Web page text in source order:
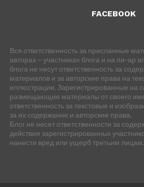
FACEBOOK
Вся ответственность за присланные
авторах – участниках блога и на пи-ар
блога не несут ответственность за
материалов и за авторские права на
иллюстрации. Зарегистрированные на
размещающие материалы от своего
ответственность за текстовые и
за их содержание и авторские права.
Блог не несет ответственности за
действия зарегистрированных
нанести вред или ущерб третьим лицам.